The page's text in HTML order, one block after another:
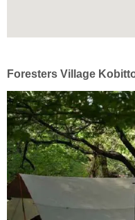
Foresters Village